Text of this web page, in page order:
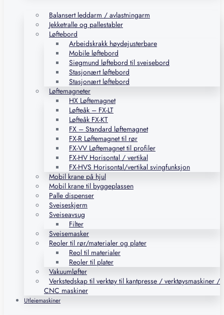
Balansert leddarm / avlastningarm
Jekketralle og pallestabler
Løftebord
Arbeidskrakk høydejusterbare
Mobile løftebord
Siegmund løftebord til sveisebord
Stasjonært løftebord
Stasjonært løftebord
Løftemagneter
HX Løftemagnet
Løfteåk – FX-LT
Løfteåk FX-KT
FX – Standard løftemagnet
FX-R Løftemagnet til rør
FX-VV Løftemagnet til profiler
FX-HV Horisontal / vertikal
FX-HVS Horisontal/vertikal svingfunksjon
Mobil krane på hjul
Mobil krane til byggeplassen
Palle dispenser
Sveiseskjerm
Sveiseavsug
Filter
Sveisemasker
Reoler til rør/materialer og plater
Reol til materialer
Reoler til plater
Vakuumløfter
Verkstedskap til verktøy til kantpresse / verktøysmaskiner /
CNC maskiner
Utleiemaskiner